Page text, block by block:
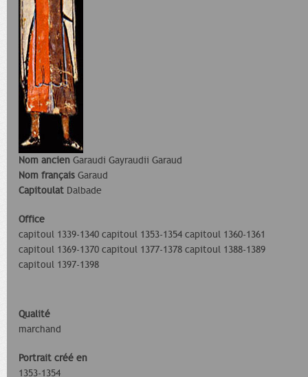
Nom ancien Garaudi Gayraudii Garaud
Nom français Garaud
Capitoulat Dalbade
Office
capitoul 1339-1340 capitoul 1353-1354 capitoul 1360-1361
capitoul 1369-1370 capitoul 1377-1378 capitoul 1388-1389
capitoul 1397-1398
Qualité
marchand
Portrait créé en
1353-1354